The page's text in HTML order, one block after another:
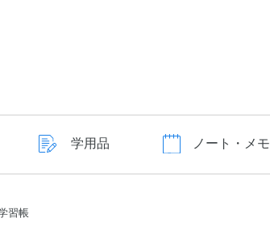
学用品 ノート・メモ
習帳